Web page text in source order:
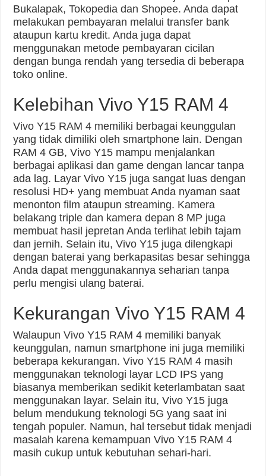
Bukalapak, Tokopedia dan Shopee. Anda dapat
melakukan pembayaran melalui transfer bank
ataupun kartu kredit. Anda juga dapat
menggunakan metode pembayaran cicilan
dengan bunga rendah yang tersedia di beberapa
toko online.
Kelebihan Vivo Y15 RAM 4
Vivo Y15 RAM 4 memiliki berbagai keunggulan
yang tidak dimiliki oleh smartphone lain. Dengan
RAM 4 GB, Vivo Y15 mampu menjalankan
berbagai aplikasi dan game dengan lancar tanpa
ada lag. Layar Vivo Y15 juga sangat luas dengan
resolusi HD+ yang membuat Anda nyaman saat
menonton film ataupun streaming. Kamera
belakang triple dan kamera depan 8 MP juga
membuat hasil jepretan Anda terlihat lebih tajam
dan jernih. Selain itu, Vivo Y15 juga dilengkapi
dengan baterai yang berkapasitas besar sehingga
Anda dapat menggunakannya seharian tanpa
perlu mengisi ulang baterai.
Kekurangan Vivo Y15 RAM 4
Walaupun Vivo Y15 RAM 4 memiliki banyak
keunggulan, namun smartphone ini juga memiliki
beberapa kekurangan. Vivo Y15 RAM 4 masih
menggunakan teknologi layar LCD IPS yang
biasanya memberikan sedikit keterlambatan saat
menggunakan layar. Selain itu, Vivo Y15 juga
belum mendukung teknologi 5G yang saat ini
tengah populer. Namun, hal tersebut tidak menjadi
masalah karena kemampuan Vivo Y15 RAM 4
masih cukup untuk kebutuhan sehari-hari.